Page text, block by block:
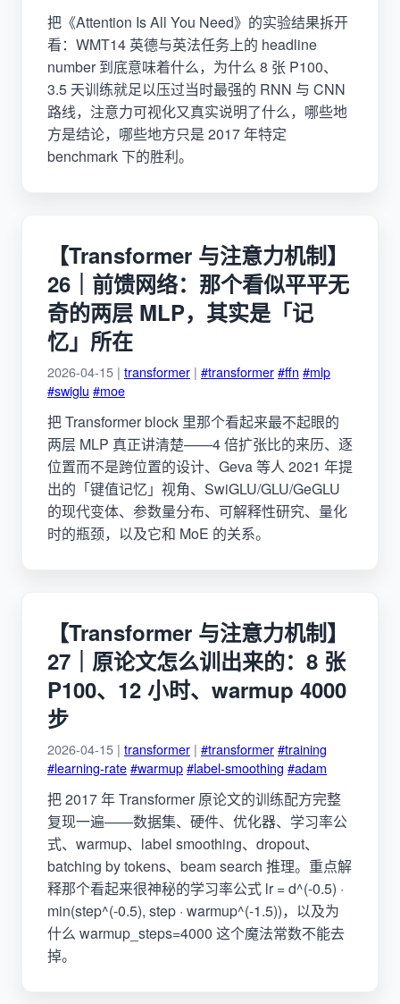
把《Attention Is All You Need》的实验结果拆开
看：WMT14 英德与英法任务上的 headline
number 到底意味着什么，为什么 8 张 P100、
3.5 天训练就足以压过当时最强的 RNN 与 CNN
路线，注意力可视化又真实说明了什么，哪些地
方是结论，哪些地方只是 2017 年特定
benchmark 下的胜利。
【Transformer 与注意力机制】
26｜前馈网络：那个看似平平无
奇的两层 MLP，其实是「记
忆」所在
2026-04-15 | transformer | #transformer#ffn #mlp
#swiglu #moe
把 Transformer block 里那个看起来最不起眼的
两层 MLP 真正讲清楚——4 倍扩张比的来历、逐
位置而不是跨位置的设计、Geva 等人 2021 年提
出的「键值记忆」视角、SwiGLU/GLU/GeGLU
的现代变体、参数量分布、可解释性研究、量化
时的瓶颈，以及它和 MoE 的关系。
【Transformer 与注意力机制】
27｜原论文怎么训出来的：8 张
P100、12 小时、warmup 4000
步
2026-04-15 | transformer | #transformer#training
#learning-rate#warmup#label-smoothing #adam
把 2017 年 Transformer 原论文的训练配方完整
复现一遍——数据集、硬件、优化器、学习率公
式、warmup、label smoothing、dropout、
batching by tokens、beam search 推理。重点解
释那个看起来很神秘的学习率公式 lr = d^(-0.5) ·
min(step^(-0.5), step · warmup^(-1.5))，以及为
什么 warmup_steps=4000 这个魔法常数不能去
掉。